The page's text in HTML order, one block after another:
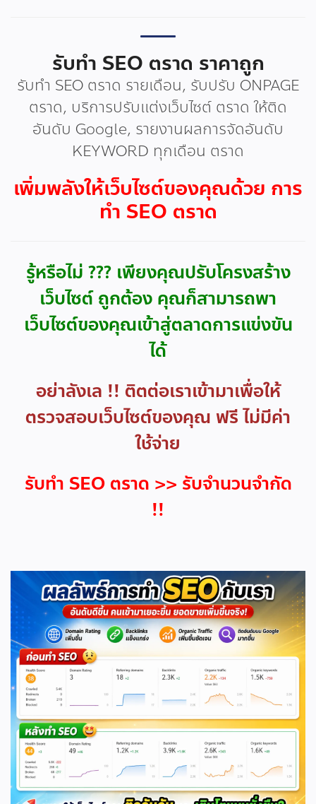
รับทำ SEO ตราด ราคาถูก
รับทำ SEO ตราด รายเดือน, รับปรับ ONPAGE
ตราด, บริการปรับแต่งเว็บไซต์ ตราด ให้ติด
อันดับ Google, รายงานผลการจัดอันดับ
KEYWORD ทุกเดือน ตราด
เพิ่มพลังให้เว็บไซต์ของคุณด้วย การ
ทำ SEO ตราด
รู้หรือไม่ ??? เพียงคุณปรับโครงสร้าง
เว็บไซต์ ถูกต้อง คุณก็สามารถพา
เว็บไซต์ของคุณเข้าสู่ตลาดการแข่งขัน
ได้
อย่าลังเล !! ติตต่อเราเข้ามาเพื่อให้
ตรวจสอบเว็บไซต์ของคุณ ฟรี ไม่มีค่า
ใช้จ่าย
รับทำ SEO ตราด >> รับจำนวนจำกัด
!!